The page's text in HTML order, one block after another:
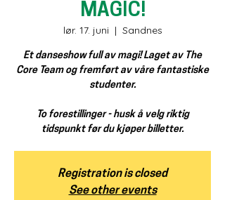
MAGIC!
lør. 17. juni
  |
Sandnes
Et danseshow full av magi! Laget av The
Core Team og fremført av våre fantastiske
studenter.
To forestillinger - husk å velg riktig
tidspunkt før du kjøper billetter.
Registration is closed
See other events